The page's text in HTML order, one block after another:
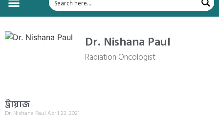
Dr. Nishana Paul
Radiation Oncologist
ট্রায়াজ